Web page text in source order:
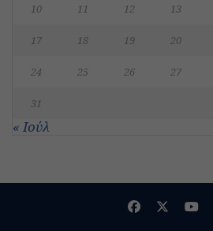
10 11 12 13
17 18 19 20
24 25 26 27
31
« Ιούλ